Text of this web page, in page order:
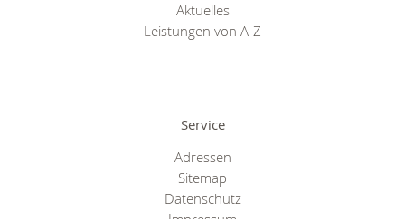
Aktuelles
Leistungen von A-Z
Service
Adressen
Sitemap
Datenschutz